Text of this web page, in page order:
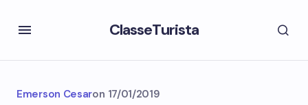
ClasseTurista
Emerson Cesaron 17/01/2019